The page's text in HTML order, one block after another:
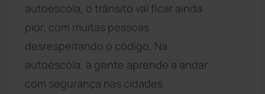
autoescola, o trânsito vai ficar ainda
pior, com muitas pessoas
desrespeitando o código. Na
autoescola, a gente aprende a andar
com segurança nas cidades